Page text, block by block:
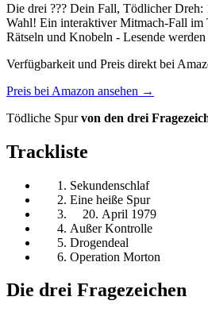
Die drei ??? Dein Fall, Tödlicher Dreh:
Wahl! Ein interaktiver Mitmach-Fall im
Rätseln und Knobeln - Lesende
Verfügbarkeit und Preis direkt bei
Preis bei Amazon ansehen →
Tödliche Spurvon den drei
Trackliste
Sekundenschlaf
Eine heiße Spur
April 1979
Außer Kontrolle
Drogendeal
Operation Morton
Die drei Fragezeichen